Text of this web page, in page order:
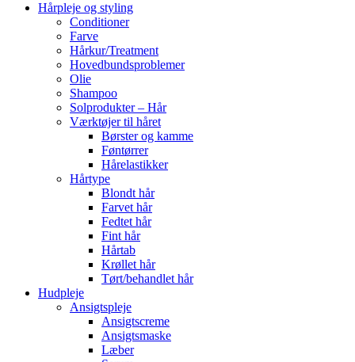
Hårpleje og styling
Conditioner
Farve
Hårkur/Treatment
Hovedbundsproblemer
Olie
Shampoo
Solprodukter – Hår
Værktøjer til håret
Børster og kamme
Føntørrer
Hårelastikker
Hårtype
Blondt hår
Farvet hår
Fedtet hår
Fint hår
Hårtab
Krøllet hår
Tørt/behandlet hår
Hudpleje
Ansigtspleje
Ansigtscreme
Ansigtsmaske
Læber